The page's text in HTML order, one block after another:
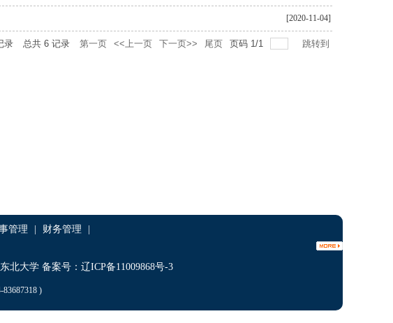
[2020-11-04]
录 总共 6 记录 第一页 <<上一页 下一页>> 尾页 页码 1/1 跳转到
管理 财务管理
北大学 备案号：辽ICP备11009868号-3
)